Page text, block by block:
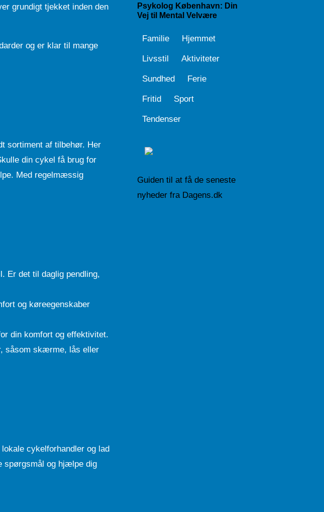
grundigt tjekket inden den
og er klar til mange
sortiment af tilbehør. Her
din cykel få brug for
Med regelmæssig
Er det til daglig pendling,
og køreegenskaber
din komfort og effektivitet.
såsom skærme, lås eller
cykelforhandler og lad
spørgsmål og hjælpe dig
Psykolog København: Din
Vej til Mental Velvære
Familie Hjemmet
Livsstil Aktiviteter
Sundhed Ferie
Fritid Sport
Tendenser
Guiden til at få de seneste
nyheder fra Dagens.dk